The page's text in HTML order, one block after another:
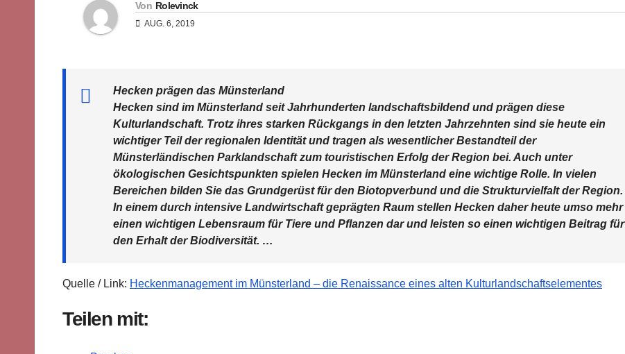
Von Rolevinck
AUG. 6, 2019
Hecken prägen das Münsterland
Hecken sind im Münsterland seit Jahrhunderten landschaftsbildend und prägen diese
Kulturlandschaft. Trotz ihres starken Rückgangs in den letzten Jahrzehnten sind sie heute ein
wichtiger Teil der regionalen Identität und tragen als wesentlicher Bestandteil der
Münsterländischen Parklandschaft zum touristischen Erfolg der Region bei. Auch unter
ökologischen Gesichtspunkten spielen Hecken im Münsterland eine wichtige Rolle. In vielen
Bereichen bilden Sie das Grundgerüst für den Biotopverbund und die Strukturvielfalt der Region.
In einem durch intensive Landwirtschaft geprägten Raum stellen Hecken daher heute umso mehr
einen wichtigen Lebensraum für Tiere und Pflanzen dar und leis­ten so einen wichtigen Beitrag für
den Erhalt der Biodiversität. …
Quelle / Link: Heckenmanagement im Münsterland – die Renaissance eines alten Kulturlandschaftselementes
Teilen mit: